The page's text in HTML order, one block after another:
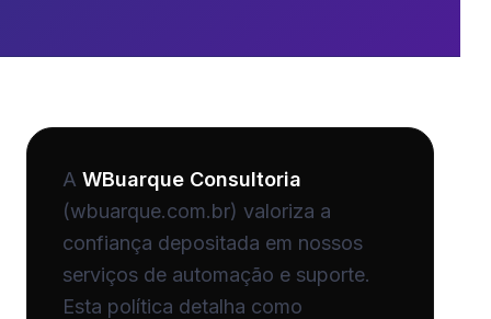
A WBuarque Consultoria
(wbuarque.com.br) valoriza a
confiança depositada em nossos
serviços de automação e suporte.
Esta política detalha como